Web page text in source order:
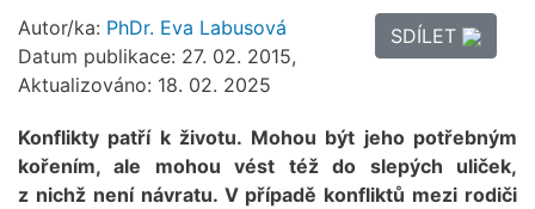
Autor/ka: PhDr. Eva Labusová
Datum publikace: 27. 02. 2015,
Aktualizováno: 18. 02. 2025
SDÍLET
Konflikty patří k životu. Mohou být jeho potřebným
kořením, ale mohou vést též do slepých uliček,
z nichž není návratu. V případě konfliktů mezi rodiči